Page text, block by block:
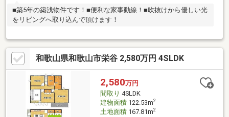
■築5年の築浅物件です！■便利な家事動線！■吹抜けから優しい光
をリビングへ取り込んで頂けます！
和歌山県和歌山市栄谷 2,580万円 4SLDK
2,580万円
間取り 4SLDK
建物面積122.53m2
土地面積167.81m2